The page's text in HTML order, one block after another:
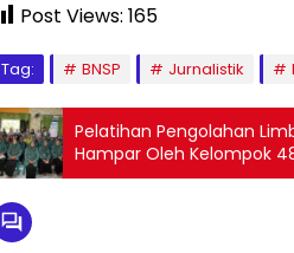
Post Views: 165
Tag: BNSP Jurnalistik
Pelatihan Pengolahan
Hampar Oleh Kelompok